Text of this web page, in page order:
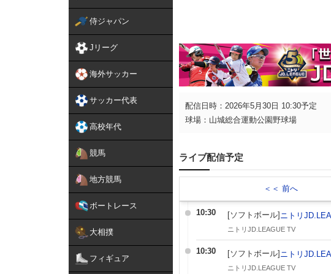
侍ジャパン
Jリーグ
海外サッカー
サッカー代表
高校年代
競馬
地方競馬
ボートレース
大相撲
フィギュア
配信日時：2026年5月30日 10:30予定
球場：山城総合運動公園野球場
ライブ配信予定
＜＜ 前へ
10:30 [ソフトボール] ニトリ
ニトリJD.LEAGUE TV
10:30 [ソフトボール] ニトリ
ニトリJD.LEAGUE TV